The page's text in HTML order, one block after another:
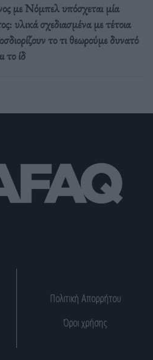
με Νόμπελ υπόσχεται μία
υλικά σχεδιασμένα με τέτοια
το τι θεωρούμε δυνατό
το ίδ
Πολιτική Απορρήτου
Όροι χρήσης